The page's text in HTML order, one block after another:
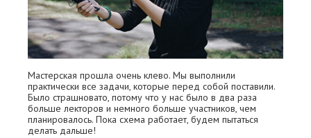
Мастерская прошла очень клево. Мы выполнили
практически все задачи, которые перед собой поставили.
Было страшновато, потому что у нас было в два раза
больше лекторов и немного больше участников, чем
планировалось. Пока схема работает, будем пытаться
делать дальше!